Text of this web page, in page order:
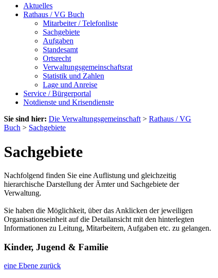
Aktuelles
Rathaus / VG Buch
Mitarbeiter / Telefonliste
Sachgebiete
Aufgaben
Standesamt
Ortsrecht
Verwaltungsgemeinschaftsrat
Statistik und Zahlen
Lage und Anreise
Service / Bürgerportal
Notdienste und Krisendienste
Sie sind hier: Die Verwaltungsgemeinschaft > Rathaus / VG
Buch > Sachgebiete
Sachgebiete
Nachfolgend finden Sie eine Auflistung und gleichzeitig
hierarchische Darstellung der Ämter und Sachgebiete der
Verwaltung.
Sie haben die Möglichkeit, über das Anklicken der jeweiligen
Organisationseinheit auf die Detailansicht mit den hinterlegten
Informationen zu Leitung, Mitarbeitern, Aufgaben etc. zu gelangen.
Kinder, Jugend & Familie
eine Ebene zurück